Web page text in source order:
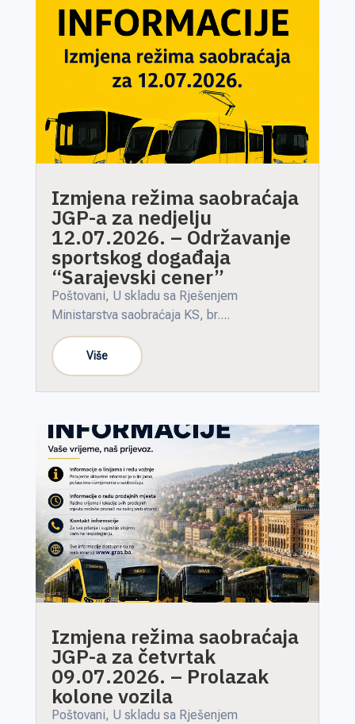
Izmjena režima saobraćaja
JGP-a za nedjelju
12.07.2026. – Održavanje
sportskog događaja
“Sarajevski cener”
Poštovani, U skladu sa Rješenjem
Ministarstva saobraćaja KS, br....
Izmjena režima saobraćaja
JGP-a za četvrtak
09.07.2026. – Prolazak
kolone vozila
Poštovani, U skladu sa Rješenjem